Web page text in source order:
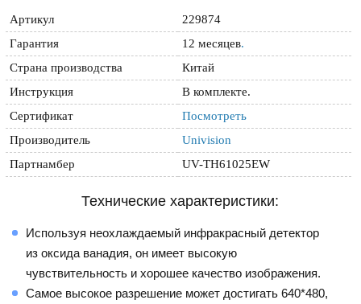
Артикул
229874
Гарантия
12 месяцев.
Страна производства
Китай
Инструкция
В комплекте.
Сертификат
Посмотреть
Производитель
Univision
Партнамбер
UV-TH61025EW
Технические характеристики:
Используя неохлаждаемый инфракрасный детектор
из оксида ванадия, он имеет высокую
чувствительность и хорошее качество изображения.
Самое высокое разрешение может достигать 640*480,